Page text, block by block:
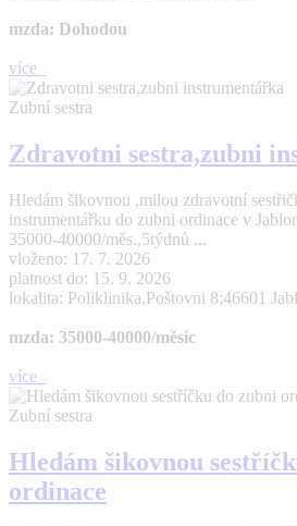
mzda: Dohodou
více
Zubní sestra
Zdravotni sestra,zubni
Hledám šikovnou ,milou zdravotní
instrumentářku do zubni ordinace v
35000-40000/měs.,5týdnů ...
vloženo: 17. 7. 2026
platnost do: 15. 9. 2026
lokalita: Poliklinika,Poštovni 8;46601
mzda: 35000-40000/měsic
více
Zubní sestra
Hledám šikovnou
ordinace